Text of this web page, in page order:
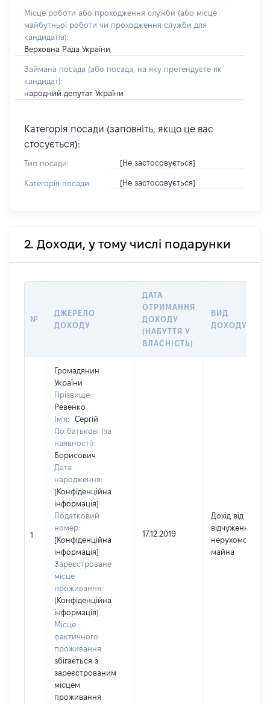
Місце роботи або проходження служби (або місце
майбутньої роботи чи проходження служби для
кандидатів):
Верховна Рада України
Займана посада (або посада, на яку претендуєте як
кандидат):
народний депутат України
Категорія посади (заповніть, якщо це вас
стосується):
Тип посади: [Не застосовується]
Категорія посади: [Не застосовується]
2. Доходи, у тому числі подарунки
№
ДЖЕРЕЛО
ДОХОДУ
ДАТА
ОТРИМАННЯ
ДОХОДУ
(НАБУТТЯ У
ВЛАСНІСТЬ)
ВИД
ДОХОДУ
1
Громадянин
України
Прізвище:
Ревенко
Ім'я:
Сергій
По батькові (за
наявності):
Борисович
Дата
народження:
[Конфіденційна
інформація]
Податковий
номер:
[Конфіденційна
інформація]
Зареєстроване
місце
проживання:
[Конфіденційна
інформація]
Місце
фактичного
проживання:
збігається з
зареєстрованим
місцем
проживання
17.12.2019
Дохід від
відчуження
нерухомого
майна